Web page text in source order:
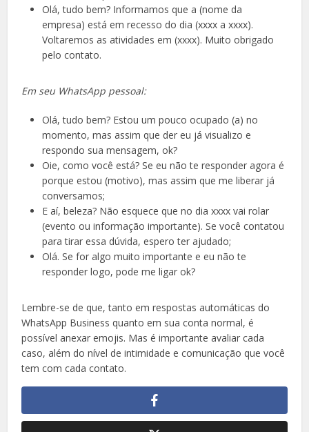
Olá, tudo bem? Informamos que a (nome da
empresa) está em recesso do dia (xxxx a xxxx).
Voltaremos as atividades em (xxxx). Muito obrigado
pelo contato.
Em seu WhatsApp pessoal:
Olá, tudo bem? Estou um pouco ocupado (a) no
momento, mas assim que der eu já visualizo e
respondo sua mensagem, ok?
Oie, como você está? Se eu não te responder agora é
porque estou (motivo), mas assim que me liberar já
conversamos;
E aí, beleza? Não esquece que no dia xxxx vai rolar
(evento ou informação importante). Se você contatou
para tirar essa dúvida, espero ter ajudado;
Olá. Se for algo muito importante e eu não te
responder logo, pode me ligar ok?
Lembre-se de que, tanto em respostas automáticas do
WhatsApp Business quanto em sua conta normal, é
possível anexar emojis. Mas é importante avaliar cada
caso, além do nível de intimidade e comunicação que você
tem com cada contato.